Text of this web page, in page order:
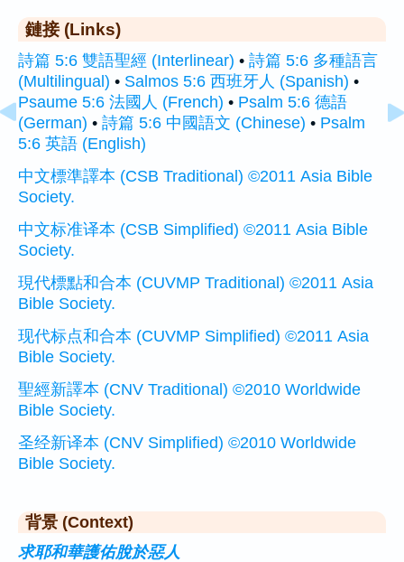
鏈接 (Links)
詩篇 5:6 雙語聖經 (Interlinear) • 詩篇 5:6 多種語言
(Multilingual) • Salmos 5:6 西班牙人 (Spanish) •
Psaume 5:6 法國人 (French) • Psalm 5:6 德語
(German) • 詩篇 5:6 中國語文 (Chinese) • Psalm
5:6 英語 (English)
中文標準譯本 (CSB Traditional) ©2011 Asia Bible
Society.
中文标准译本 (CSB Simplified) ©2011 Asia Bible
Society.
現代標點和合本 (CUVMP Traditional) ©2011 Asia
Bible Society.
现代标点和合本 (CUVMP Simplified) ©2011 Asia
Bible Society.
聖經新譯本 (CNV Traditional) ©2010 Worldwide
Bible Society.
圣经新译本 (CNV Simplified) ©2010 Worldwide
Bible Society.
背景 (Context)
求耶和華護佑脫於惡人